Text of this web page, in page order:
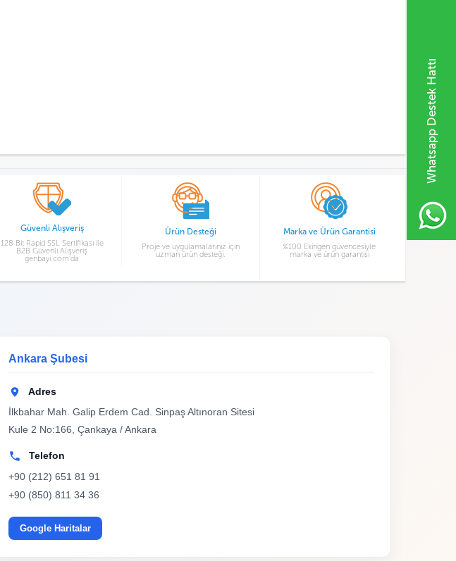
Whatsapp Destek Hattı
Güvenli Alışveriş
128 Bit Rapid SSL Sertifikası ile
B2B Güvenli Alışveriş
genbayi.com’da
Ürün Desteği
Proje ve uygulamalarınız için
uzman ürün desteği.
Marka ve Ürün Garantisi
%100 Ekingen güvencesiyle
marka ve ürün garantisi
Ankara Şubesi
Adres
İlkbahar Mah. Galip Erdem Cad. Sinpaş Altınoran Sitesi
Kule 2 No:166, Çankaya / Ankara
Telefon
+90 (212) 651 81 91
+90 (850) 811 34 36
Google Haritalar